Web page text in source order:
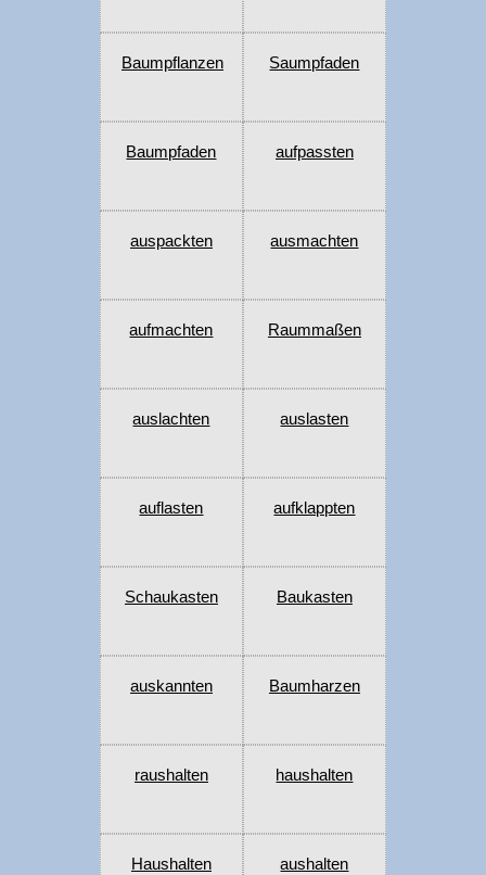
Baumpflanzen Saumpfaden
Baumpfaden aufpassten
auspackten ausmachten
aufmachten Raummaßen
auslachten auslasten
auflasten aufklappten
Schaukasten Baukasten
auskannten Baumharzen
raushalten haushalten
Haushalten aushalten